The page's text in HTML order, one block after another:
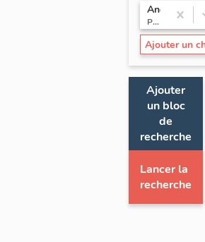
Andouillé
Pays de la Loire / Mayenne
Ajouter
un bloc
de
recherche
Lancer la
recherche